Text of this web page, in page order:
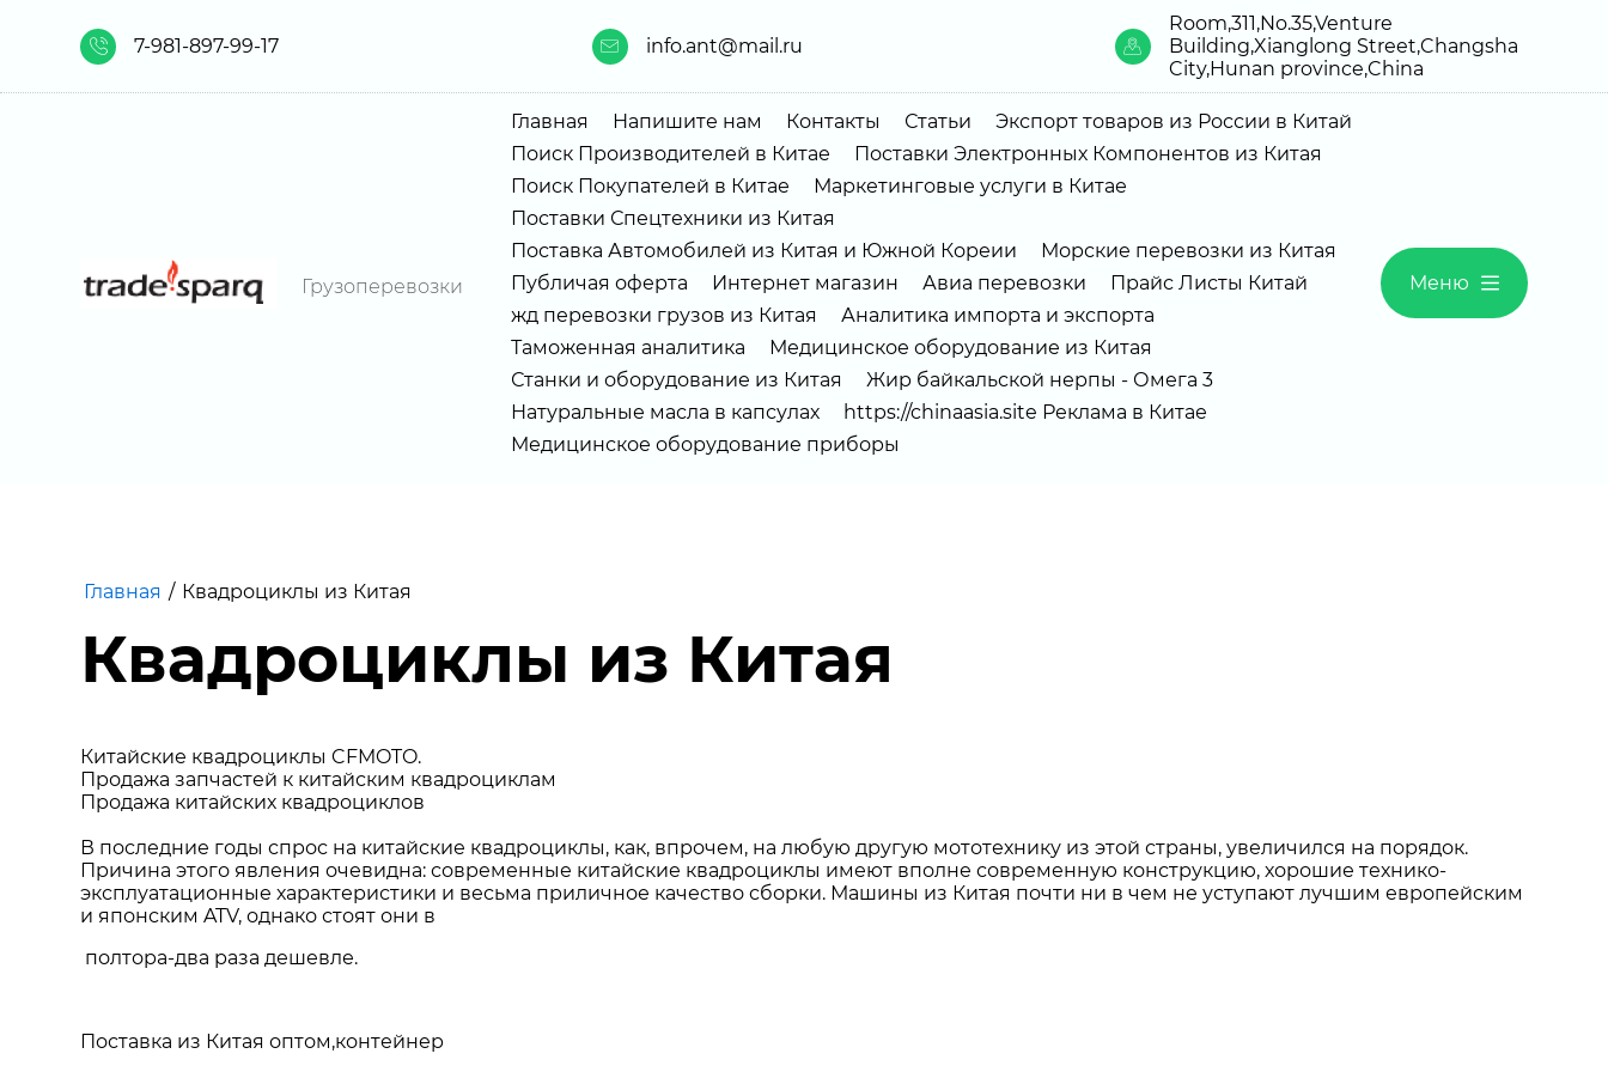
7-981-897-99-17 info.ant@mail.ru
Room,311,No.35,Venture
Building,Xianglong Street,Changsha
City,Hunan province,China
Грузоперевозки
Главная Напишите нам Контакты Статьи
Экспорт товаров из России в Китай
Поиск Производителей в Китае
Поставки Электронных Компонентов из Китая
Поиск Покупателей в Китае
Маркетинговые услуги в Китае
Поставки Спецтехники из Китая
Поставка Автомобилей из Китая и Южной Кореии
Морские перевозки из Китая
Публичая оферта
Интернет магазин Авиа перевозки
Прайс Листы Китай
жд перевозки грузов из Китая
Аналитика импорта и экспорта
Таможенная аналитика
Медицинское оборудование из Китая
Станки и оборудование из Китая
Жир байкальской нерпы - Омега 3
Натуральные масла в капсулах
https://chinaasia.site Реклама в Китае
Медицинское оборудование приборы
Меню
Главная / Квадроциклы из Китая
Квадроциклы из Китая
Китайские квадроциклы CFMOTO.
Продажа запчастей к китайским квадроциклам
Продажа китайских квадроциклов
В последние годы спрос на китайские квадроциклы, как, впрочем, на любую другую мототехнику из этой страны, увеличился на порядок.
Причина этого явления очевидна: современные китайские квадроциклы имеют вполне современную конструкцию, хорошие технико-
эксплуатационные характеристики и весьма приличное качество сборки. Машины из Китая почти ни в чем не уступают лучшим европейским
и японским ATV, однако стоят они в
полтора-два раза дешевле.
Поставка из Китая оптом,контейнер